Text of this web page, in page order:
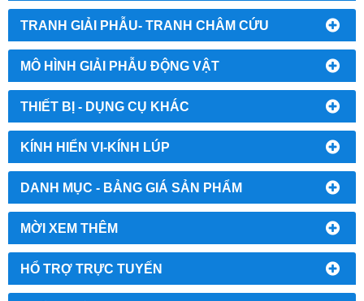
TRANH GIẢI PHẪU- TRANH CHÂM CỨU
MÔ HÌNH GIẢI PHẪU ĐỘNG VẬT
THIẾT BỊ - DỤNG CỤ KHÁC
KÍNH HIỂN VI-KÍNH LÚP
DANH MỤC - BẢNG GIÁ SẢN PHẨM
MỜI XEM THÊM
HỔ TRỢ TRỰC TUYẾN